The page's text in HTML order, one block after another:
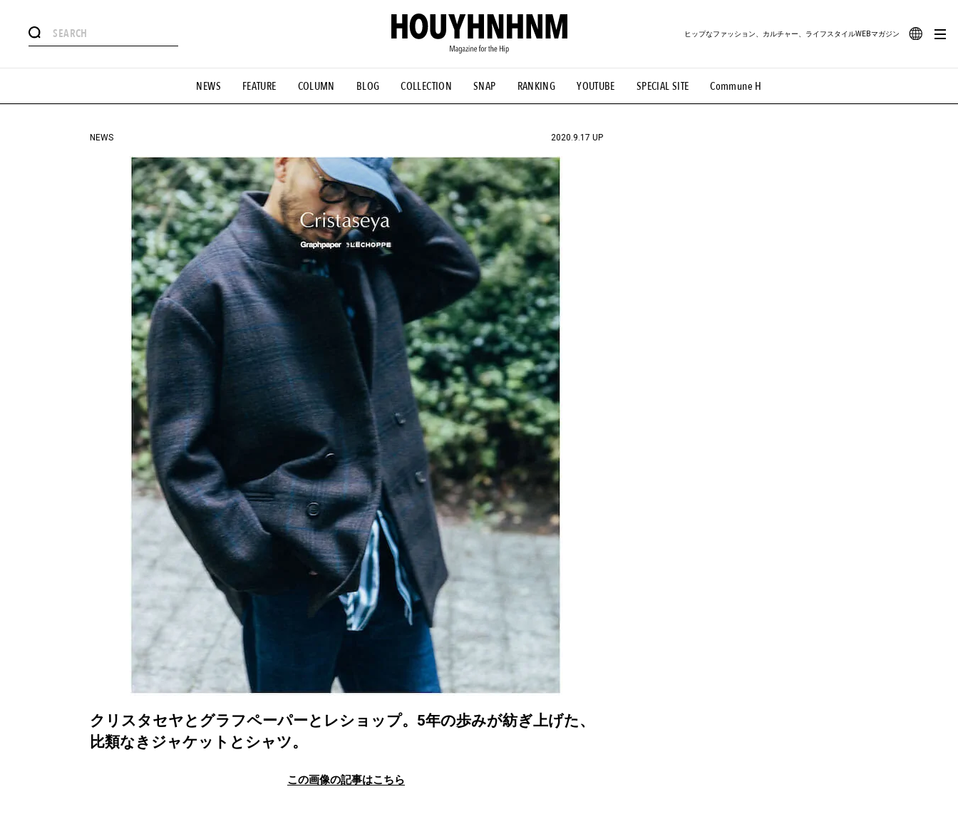
NEWS FEATURE COLUMN BLOG COLLECTION SNAP RANKING YOUTUBE SPECIAL SITE Commune H
ヒップなファッション、カルチャー、ライフスタイルWEBマガジン
#憧れの逸品 #ESSENTIAL DESIGNS #古着サミット #NEW VINTAGE #マイナーグッド図鑑 #路地裏てぃーん。 #MONTHLY JOURNAL
#GH 銘品の所以 #フイナムのYouTube #Commune H #FOCUS IT #AH.H #ととけん #FASHION #MUSIC #MOVIE #LIFESTYLE #SNEAKER #OUTDOOR
#HANDSOME HANDBOOK
NEWS 2020.9.17 UP
クリスタセヤとグラフペーパーとレショップ。5年の歩みが紡ぎ上げた、
比類なきジャケットとシャツ。
この画像の記事はこちら